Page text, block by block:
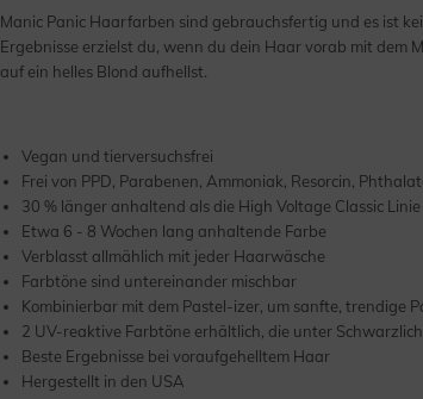
Manic Panic Haarfarben sind gebrauchsfertig und es ist
Ergebnisse erzielst du, wenn du dein Haar vorab mit dem
auf ein helles Blond aufhellst.
Vegan und tierversuchsfrei
Frei von PPD, Parabenen, Ammoniak, Resorcin,
30 % länger anhaltend als die High Voltage Classic Linie
Etwa 6 - 8 Wochen lang anhaltende Farbe
Verblasst allmählich mit jeder Haarwäsche
Farbtöne sind untereinander mischbar
Kombinierbar mit dem Pastel-izer, um sanfte, trendige
2 UV-reaktive Farbtöne erhältlich, die unter
Beste Ergebnisse bei voraufgehelltem Haar
Hergestellt in den USA